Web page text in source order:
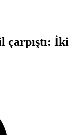
çarpıştı: İki